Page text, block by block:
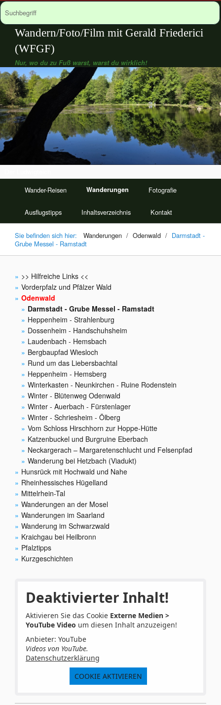
Wandern/Foto/Film mit Gerald Friederici
(WFGF)
Nur, wo du zu Fuß warst, warst du wirklich!
Wander-Reisen
Wanderungen Fotografie
Ausflugstipps Inhaltsverzeichnis Kontakt
Sie befinden sich hier: Wanderungen / Odenwald / Darmstadt -
Grube Messel - Ramstadt
>> Hilfreiche Links <<
Vorderpfalz und Pfälzer Wald
Odenwald
Darmstadt - Grube Messel - Ramstadt
Heppenheim - Strahlenburg
Dossenheim - Handschuhsheim
Laudenbach - Hemsbach
Bergbaupfad Wiesloch
Rund um das Liebersbachtal
Heppenheim - Hemsberg
Winterkasten - Neunkirchen - Ruine Rodenstein
Winter - Blütenweg Odenwald
Winter - Auerbach - Fürstenlager
Winter - Schriesheim - Ölberg
Vom Schloss Hirschhorn zur Hoppe-Hütte
Katzenbuckel und Burgruine Eberbach
Neckargerach – Margaretenschlucht und Felsenpfad
Wanderung bei Hetzbach (Viadukt)
Hunsrück mit Hochwald und Nahe
Rheinhessisches Hügelland
Mittelrhein-Tal
Wanderungen an der Mosel
Wanderungen im Saarland
Wanderung im Schwarzwald
Kraichgau bei Heilbronn
Pfalztipps
Kurzgeschichten
Deaktivierter Inhalt!
Aktivieren Sie das Cookie Externe Medien >
YouTube Video um diesen Inhalt anzuzeigen!
Anbieter: YouTube
Videos von YouTube.
Datenschutzerklärung
COOKIE AKTIVIEREN